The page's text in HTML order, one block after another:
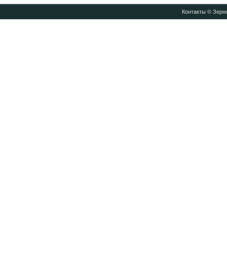
Контакты©